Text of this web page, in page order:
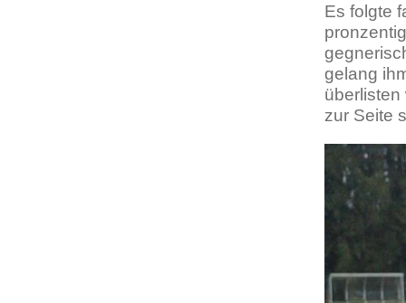
Es folgte
gelang
zur Seite